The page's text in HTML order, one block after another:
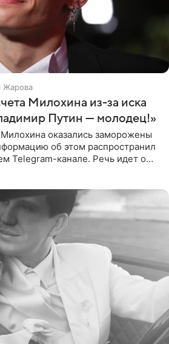
Жарова
Милохина из-за иска
Путин — молодец!»
оказались заморожены
об этом распространил
Telegram-канале. Речь идет о